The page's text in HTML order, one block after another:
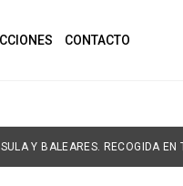
CONTACTO
Y BALEARES. RECOGIDA EN